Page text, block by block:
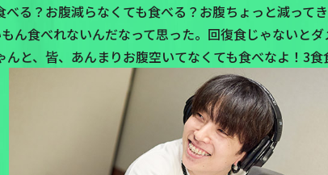
る？お腹減らなくても食べる？お腹ちょっと減って
ん食べれないんだなって思った。回復食じゃないと
と、皆、あんまりお腹空いてなくても食べなよ！3食